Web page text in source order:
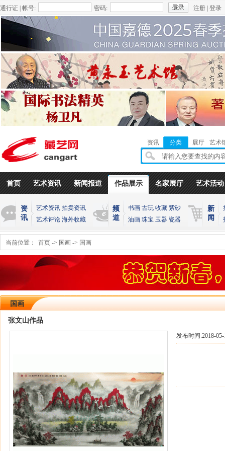
通行证 | 帐号: 密码: 注册 登录
资讯 分类 展厅 艺术
首页 艺术资讯 新闻报道 作品展示 名家展厅 艺术活动
资
讯
艺术资讯 拍卖资讯
艺术评论 海外收藏
频
道
书画 古玩 收藏 紫砂
油画 珠宝 玉器 瓷器
新
闻
当前位置： 首页 -> 国画 -> 国画
国画
张文山作品
发布时间:2018-